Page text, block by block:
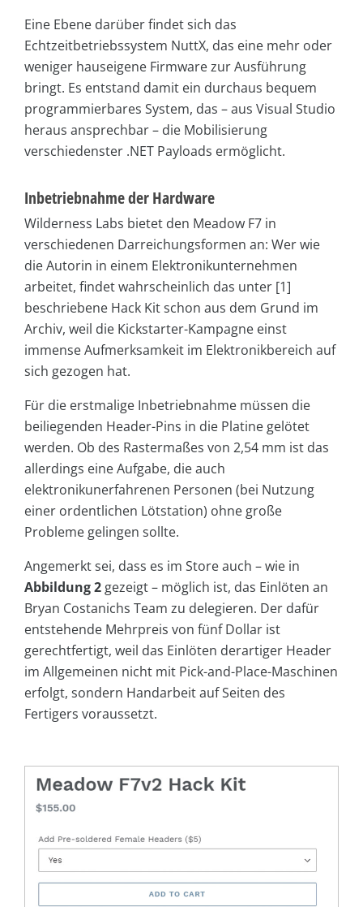
Eine Ebene darüber findet sich das
Echtzeitbetriebssystem NuttX, das eine mehr oder
weniger hauseigene Firmware zur Ausführung
bringt. Es entstand damit ein durchaus bequem
programmierbares System, das – aus Visual Studio
heraus ansprechbar – die Mobilisierung
verschiedenster .NET Payloads ermöglicht.
Inbetriebnahme der Hardware
Wilderness Labs bietet den Meadow F7 in
verschiedenen Darreichungsformen an: Wer wie
die Autorin in einem Elektronikunternehmen
arbeitet, findet wahrscheinlich das unter [1]
beschriebene Hack Kit schon aus dem Grund im
Archiv, weil die Kickstarter-Kampagne einst
immense Aufmerksamkeit im Elektronikbereich auf
sich gezogen hat.
Für die erstmalige Inbetriebnahme müssen die
beiliegenden Header-Pins in die Platine gelötet
werden. Ob des Rastermaßes von 2,54 mm ist das
allerdings eine Aufgabe, die auch
elektronikunerfahrenen Personen (bei Nutzung
einer ordentlichen Lötstation) ohne große
Probleme gelingen sollte.
Angemerkt sei, dass es im Store auch – wie in
Abbildung 2 gezeigt – möglich ist, das Einlöten an
Bryan Costanichs Team zu delegieren. Der dafür
entstehende Mehrpreis von fünf Dollar ist
gerechtfertigt, weil das Einlöten derartiger Header
im Allgemeinen nicht mit Pick-and-Place-Maschinen
erfolgt, sondern Handarbeit auf Seiten des
Fertigers voraussetzt.